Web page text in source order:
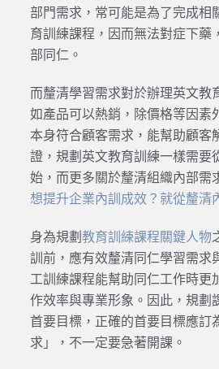
部門需求，常可能是為了完成相
育訓練課程，因而無法對症下藥
部同仁。
而釐清學習需求對於辦理英文教
如產品可以熱銷，除價格等因素
本身符合顧客需求，能幫助顧客
證，規劃英文教育訓練一樣需要
始，而更多關於釐清組織內部需
想提升企業內訓成效？就從釐清
身為規劃 教育訓練課程關鍵人物
訓前，應有效釐清同仁學習需求
工訓練課程能幫助同仁工作時更
作效率與專業形象。因此，規劃
首要目標，正確的首要目標應訂
求」，不一定要急著開課。